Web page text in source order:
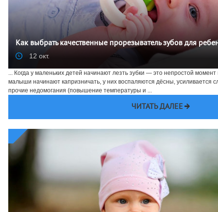
Как выбрать качественные прорезыватель зубов для
12 окт.
... Когда у маленьких детей начинают лезть зубки — это непростой
малыши начинают капризничать, у них воспаляются дёсны, усиливается
прочие недомогания (повышение температуры и ...
ЧИТАТЬ ДАЛЕЕ